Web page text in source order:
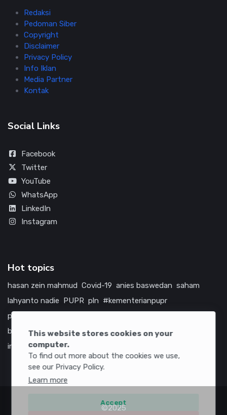
This website stores cookies on your
computer.
To find out more about the cookies we use,
see our Privacy Policy.
Learn more
Accept
Redaksi
Pedoman Siber
Copyright
Disclaimer
Privacy Policy
Info Iklan
Media Partner
Kontak
Social Links
Facebook
Twitter
YouTube
WhatsApp
LinkedIn
Instagram
Hot topics
hasan zein mahmud Covid-19 anies baswedan saham
lahyanto nadie PUPR pln #kementerianpupr
prabowo subianto
bumn
jasa marga jtts tol china amerika serikat
infrastruktur
©2025